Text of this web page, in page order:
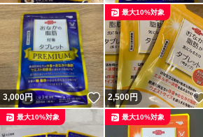
3,000円 いいね！
2,500円
最大10%対象
最大10%対象 最大10%対象